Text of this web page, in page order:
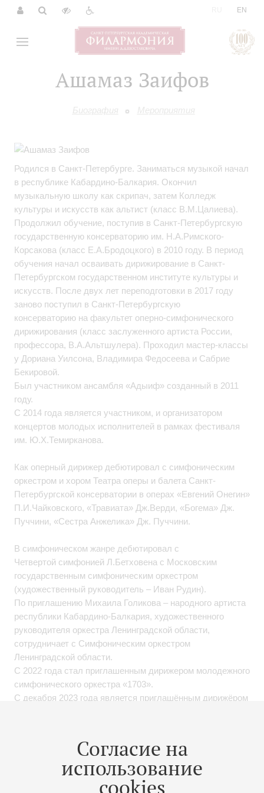
EN
Ашамаз Заифов
Биография Мероприятия
Согласие на
использование
cookies
Родился в Санкт-Петербурге. Заниматься музыкой начал
в республике Кабардино-Балкария. Окончил
музыкальную школу как скрипач, затем Колледж
культуры и искусств как альтист (класс В.М.Цалиева).
Продолжил обучение, поступив в Санкт-Петербургскую
государственную консерваторию им. Н.А.Римского-
Корсакова (класс Е.А.Бродоцкого) в 2010 году. В период
обучения начал осваивать дирижирование в Санкт-
Петербургском государственном институте культуры и
искусств. После двух лет переподготовки в 2017 году
заново поступил в Санкт-Петербургскую
консерваторию на факультет оперно-симфонического
дирижирования (класс заслуженного артиста России,
профессора, В.А.Альтшулера). Проходил мастер-классы
у Дориана Уилсона, Владимира Федосеева и Сабрие
Бекировой.
Был участником ансамбля «Адыиф» созданный в 2011
году.
С 2014 года является участником, и организатором
концертов молодых исполнителей в рамках фестиваля
им. Ю.Х.Темирканова.
Как оперный дирижер дебютировал с симфоническим
оркестром и хором Театра оперы и балета Санкт-
Петербургской консерватории в операх «Евгений Онегин»
П.И.Чайковского, «Травиата» Дж.Верди, «Богема» Дж.
Пуччини, «Сестра Анжелика» Дж. Пуччини.
В симфоническом жанре дебютировал с
Четвертой симфонией Л.Бетховена с Московским
государственным симфоническим оркестром
(художественный руководитель – Иван Рудин).
По приглашению Михаила Голикова – народного артиста
республики Кабардино-Балкария, художественного
руководителя оркестра Ленинградской области,
сотрудничает с Симфоническим оркестром
Ленинградской области.
С 2022 года стал приглашенным дирижером молодежного
симфонического оркестра «1703».
С декабря 2023 года является приглашённым дирижёром
Участник Международного фестиваль «Флейта-Пикколо»
в Санкт-Петербурге.